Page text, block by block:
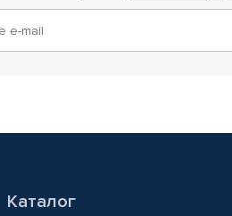
Каталог